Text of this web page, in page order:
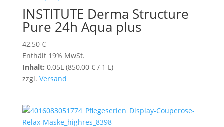
INSTITUTE Derma Structure
Pure 24h Aqua plus
42,50 €
Enthält 19% MwSt.
Inhalt: 0,05L (850,00 €/ 1 L)
zzgl. Versand